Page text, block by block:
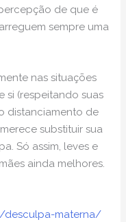
de que é
sempre uma
nas situações
si (respeitando suas
distanciamento de
substituir sua
Só assim, leves e
ainda melhores.
desculpa-materna/